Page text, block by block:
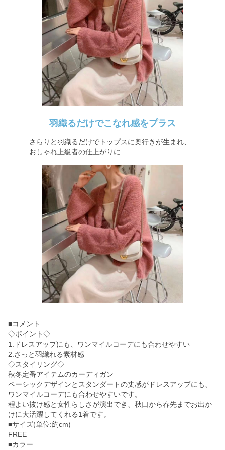
羽織るだけでこなれ感をプラス
さらりと羽織るだけでトップスに奥行きが生まれ、
おしゃれ上級者の仕上がりに
■コメント
◇ポイント◇
1.ドレスアップにも、ワンマイルコーデにも合わせやすい
2.さっと羽織れる素材感
◇スタイリング◇
秋冬定番アイテムのカーディガン
ベーシックデザインとスタンダートの丈感がドレスアップにも、
ワンマイルコーデにも合わせやすいです。
程よい抜け感と女性らしさが演出でき、秋口から春先までお出か
けに大活躍してくれる1着です。
■サイズ(単位:約cm)
FREE
■カラー